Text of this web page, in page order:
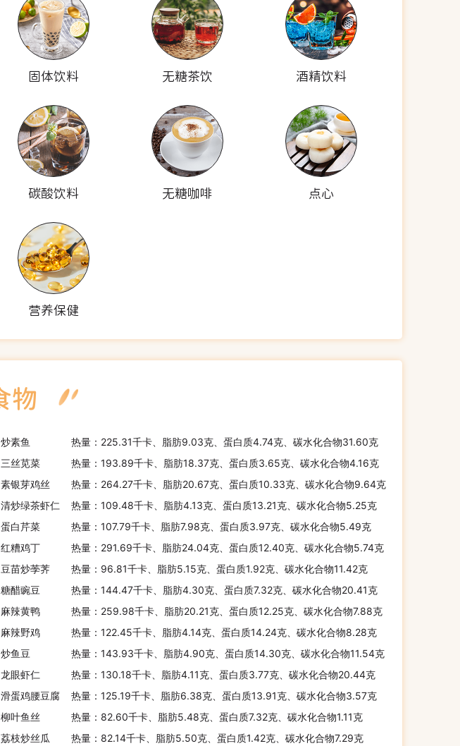
固体饮料 无糖茶饮 酒精饮料
碳酸饮料 无糖咖啡 点心
营养保健
炒素鱼
热量：225.31千卡、脂肪9.03克、蛋白质4.74克、碳水化合物31.60克
三丝苋菜
热量：193.89千卡、脂肪18.37克、蛋白质3.65克、碳水化合物4.16克
素银芽鸡丝
热量：264.27千卡、脂肪20.67克、蛋白质10.33克、碳水化合物9.64克
清炒绿茶虾仁
热量：109.48千卡、脂肪4.13克、蛋白质13.21克、碳水化合物5.25克
蛋白芹菜
热量：107.79千卡、脂肪7.98克、蛋白质3.97克、碳水化合物5.49克
红糟鸡丁
热量：291.69千卡、脂肪24.04克、蛋白质12.40克、碳水化合物5.74克
豆苗炒荸荠
热量：96.81千卡、脂肪5.15克、蛋白质1.92克、碳水化合物11.42克
糖醋豌豆
热量：144.47千卡、脂肪4.30克、蛋白质7.32克、碳水化合物20.41克
麻辣黄鸭
热量：259.98千卡、脂肪20.21克、蛋白质12.25克、碳水化合物7.88克
麻辣野鸡
热量：122.45千卡、脂肪4.14克、蛋白质14.24克、碳水化合物8.28克
炒鱼豆
热量：143.93千卡、脂肪4.90克、蛋白质14.30克、碳水化合物11.54克
龙眼虾仁
热量：130.18千卡、脂肪4.11克、蛋白质3.77克、碳水化合物20.44克
滑蛋鸡腰豆腐
热量：125.19千卡、脂肪6.38克、蛋白质13.91克、碳水化合物3.57克
柳叶鱼丝
热量：82.60千卡、脂肪5.48克、蛋白质7.32克、碳水化合物1.11克
荔枝炒丝瓜
热量：82.14千卡、脂肪5.50克、蛋白质1.42克、碳水化合物7.29克